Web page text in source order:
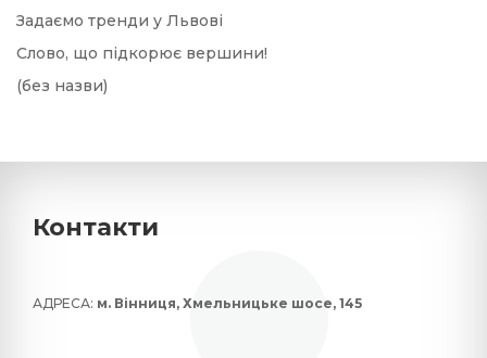
Задаємо тренди у Львові
Слово, що підкорює вершини!
(без назви)
Контакти
АДРЕСА: м. Вінниця, Хмельницьке шосе, 145